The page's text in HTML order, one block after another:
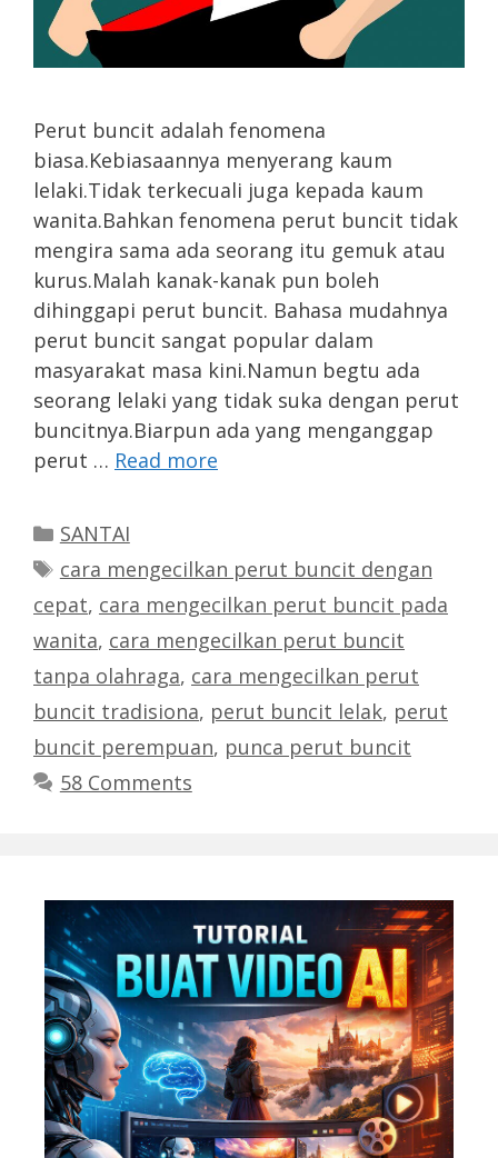
Perut buncit adalah fenomena
biasa.Kebiasaannya menyerang kaum
lelaki.Tidak terkecuali juga kepada kaum
wanita.Bahkan fenomena perut buncit tidak
mengira sama ada seorang itu gemuk atau
kurus.Malah kanak-kanak pun boleh
dihinggapi perut buncit. Bahasa mudahnya
perut buncit sangat popular dalam
masyarakat masa kini.Namun begtu ada
seorang lelaki yang tidak suka dengan perut
buncitnya.Biarpun ada yang menganggap
perut … Read more
Categories
SANTAI
Tags
cara mengecilkan perut buncit dengan
cepat, cara mengecilkan perut buncit pada
wanita, cara mengecilkan perut buncit
tanpa olahraga, cara mengecilkan perut
buncit tradisiona, perut buncit lelak, perut
buncit perempuan, punca perut buncit
58 Comments